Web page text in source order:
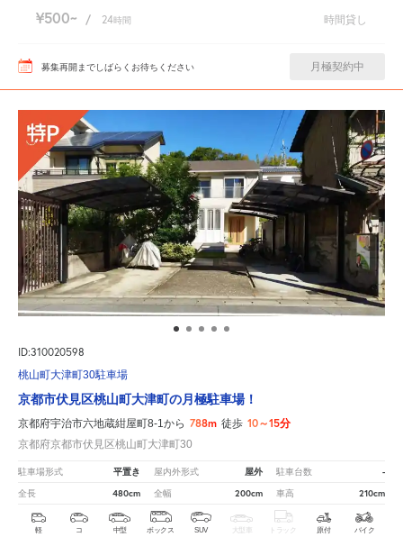
¥500 / 24時間 時間貸し
募集再開までしばらくお待ちください 月極契約中
ID:310020598
桃山町大津町30駐車場
京都市伏見区桃山町大津町の月極駐車場！
京都府宇治市六地蔵紺屋町8-1から 788m 徒歩 10～15分
京都府京都市伏見区桃山町大津町30
駐車場形式 平置き 屋内外形式 屋外 駐車台数 -
全長 480cm 全幅 200cm 車高 210cm
軽 コ 中型 ボックス SUV 大型車 トラック 原付 バイク